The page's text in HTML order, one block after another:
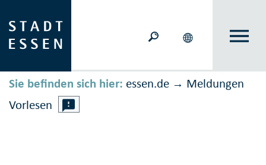
Sie befinden sich hier: essen.de → Meldungen
Vorlesen